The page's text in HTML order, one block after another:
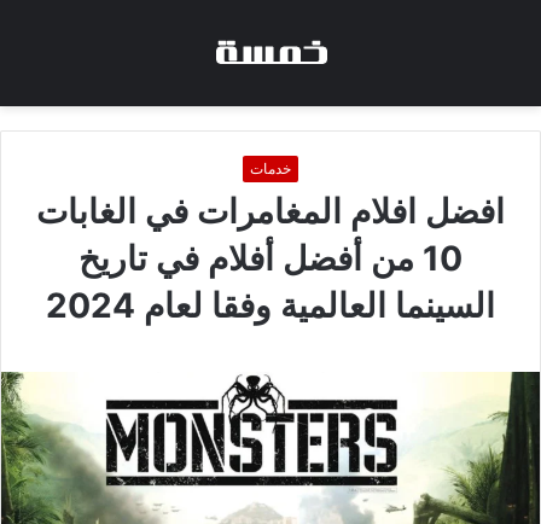
خدمات
افضل افلام المغامرات في الغابات
10 من أفضل أفلام في تاريخ
السينما العالمية وفقا لعام 2024